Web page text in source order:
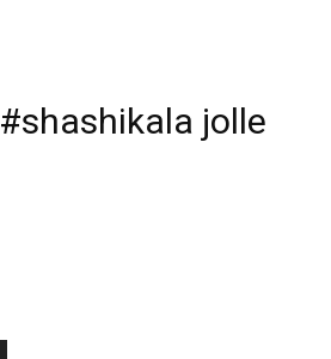
#shashikala jolle